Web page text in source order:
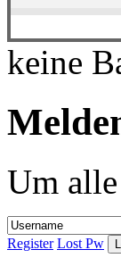
keine
Um
Register Lost Pw